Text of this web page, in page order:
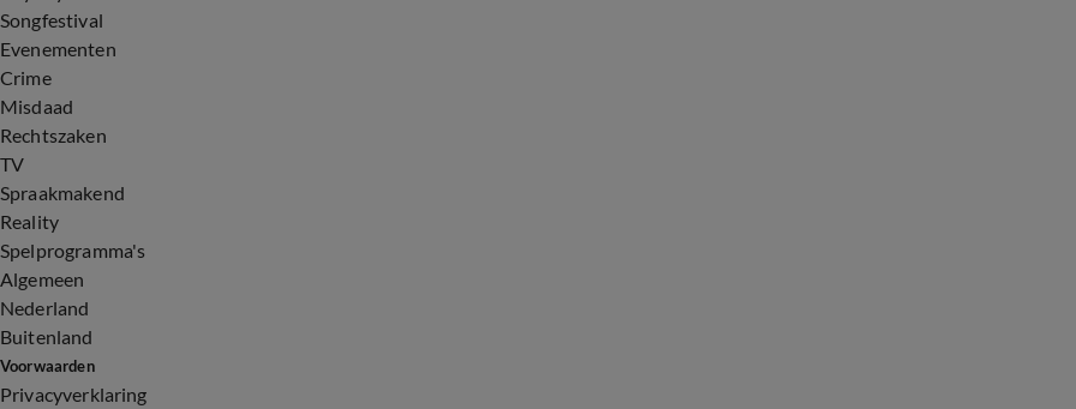
Songfestival
Evenementen
Crime
Misdaad
Rechtszaken
TV
Spraakmakend
Reality
Spelprogramma's
Algemeen
Nederland
Buitenland
Voorwaarden
Privacyverklaring